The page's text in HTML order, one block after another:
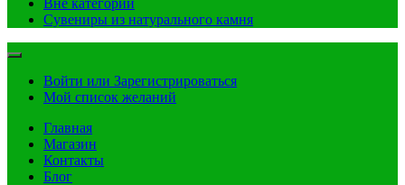
Вне категорий
Сувениры из натурального камня
Войти или Зарегистрироваться
Мой список желаний
Главная
Магазин
Контакты
Блог